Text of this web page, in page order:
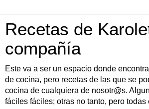
Recetas de
compañía
Este va a ser un espacio donde
de cocina, pero recetas de las que se
cocina de cualquiera de nosotr@s.
fáciles fáciles; otras no tanto, pero todas